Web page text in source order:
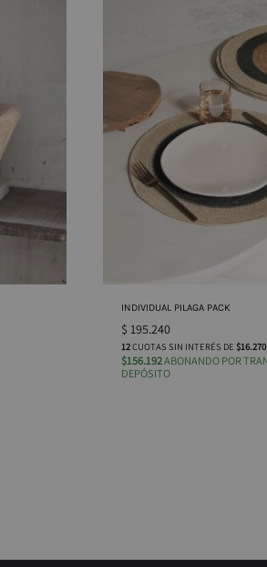
INDIVIDUAL PILAGA PACK
$ 195.240
12CUOTAS SIN INTERÉS DE $16.270
$156.192ABONANDO POR
DEPÓSITO